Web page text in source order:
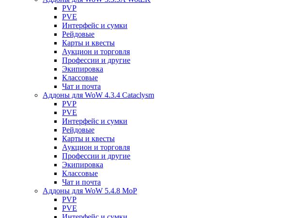
PVP
PVE
Интерфейс и сумки
Рейдовые
Карты и квесты
Аукцион и торговля
Профессии и другие
Экипировка
Классовые
Чат и почта
Аддоны для WoW 4.3.4 Cataclysm
PVP
PVE
Интерфейс и сумки
Рейдовые
Карты и квесты
Аукцион и торговля
Профессии и другие
Экипировка
Классовые
Чат и почта
Аддоны для WoW 5.4.8 MoP
PVP
PVE